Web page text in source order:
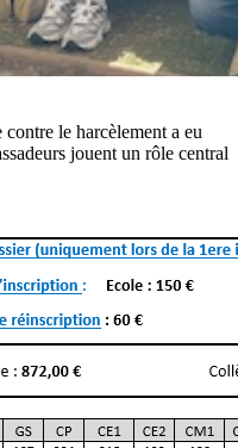
le harcèlement a eu
jouent un rôle central